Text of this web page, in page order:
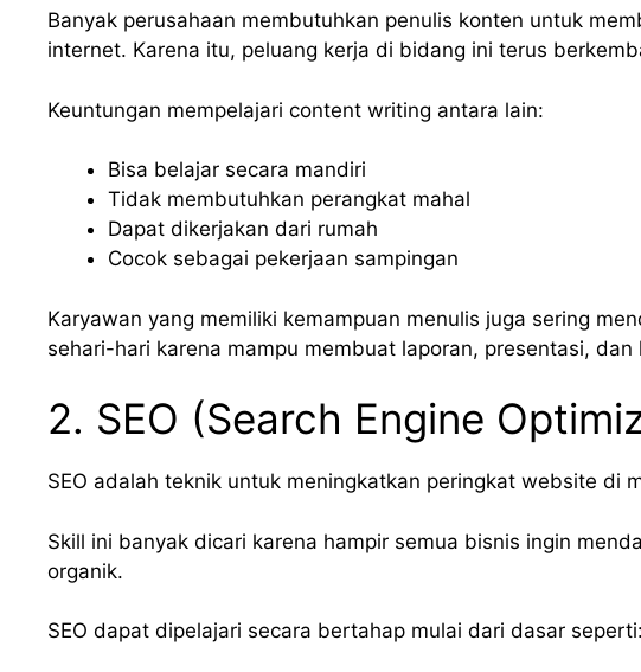
Banyak perusahaan membutuhkan penulis konten untuk
internet. Karena itu, peluang kerja di bidang ini terus
Keuntungan mempelajari content writing antara lain:
Bisa belajar secara mandiri
Tidak membutuhkan perangkat mahal
Dapat dikerjakan dari rumah
Cocok sebagai pekerjaan sampingan
Karyawan yang memiliki kemampuan menulis juga sering
sehari-hari karena mampu membuat laporan, presentasi,
2. SEO (Search Engine
SEO adalah teknik untuk meningkatkan peringkat website di
Skill ini banyak dicari karena hampir semua bisnis ingin
organik.
SEO dapat dipelajari secara bertahap mulai dari dasar seperti: